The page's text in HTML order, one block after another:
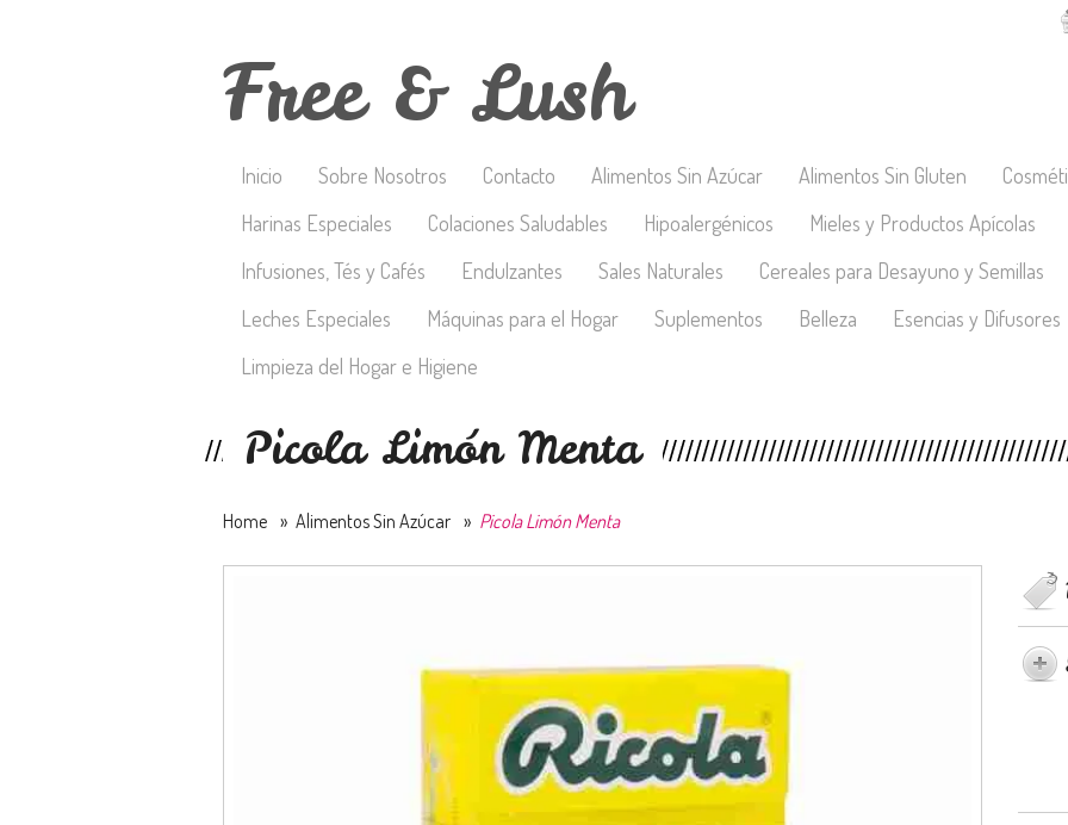
Free & Lush
Inicio Sobre Nosotros Contacto Alimentos Sin Azúcar Alimentos Sin Gluten
Harinas Especiales
Colaciones Saludables Hipoalergénicos Mieles y Productos Apícolas
Infusiones, Tés y Cafés
Endulzantes Sales Naturales Cereales para Desayuno y Semillas
Leches Especiales
Máquinas para el Hogar Suplementos Belleza Esencias y Difusores
Limpieza del Hogar e Higiene
Picola Limón Menta
Home » Alimentos Sin Azúcar » Picola Limón Menta